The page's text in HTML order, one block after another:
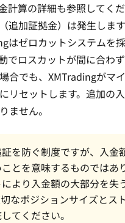
計算の詳細も参照してくだ
追加証拠金）は発生しま
はゼロカットシステムを
でロスカットが間に合わ
合でも、XMTradingがマ
リセットします。追加の
ません。
を防ぐ制度ですが、入金
とを意味するものではあ
より入金額の大部分を失
なポジションサイズとス
てください。